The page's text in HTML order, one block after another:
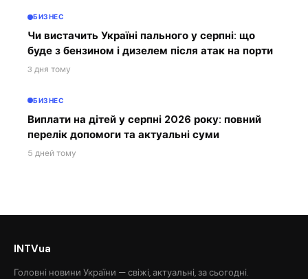
БИЗНЕС
Чи вистачить Україні пального у серпні: що
буде з бензином і дизелем після атак на порти
3 дня тому
БИЗНЕС
Виплати на дітей у серпні 2026 року: повний
перелік допомоги та актуальні суми
5 дней тому
INTVua
Головні новини України — свіжі, актуальні, за сьогодні.